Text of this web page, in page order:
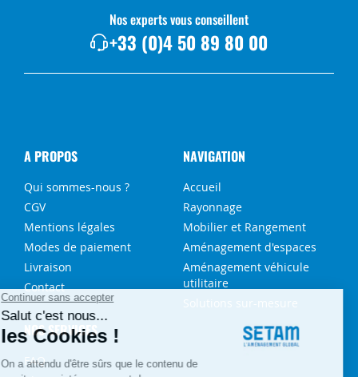
Nos experts vous conseillent
+33 (0)4 50 89 80 00
A PROPOS
Qui sommes-nous ?
CGV
Mentions légales
Modes de paiement
Livraison
Contact
NAVIGATION
Accueil
Rayonnage
Mobilier et Rangement
Aménagement d'espaces
Aménagement véhicule
utilitaire
Solutions sur-mesure
NOS SERVICES
FAQ